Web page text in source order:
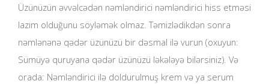
Üzünüzün əvvəlcədən nəmləndirici nəmləndirici hiss etməsi
lazım olduğunu söyləmək olmaz. Təmizlədikdən sonra
nəmlənənə qədər üzünüzü bir dəsmal ilə vurun (oxuyun:
Sümüyə quruyana qədər üzünüzü ləkələyə bilərsiniz). Və
orada: Nəmləndirici ilə doldurulmuş krem ​​və ya serum